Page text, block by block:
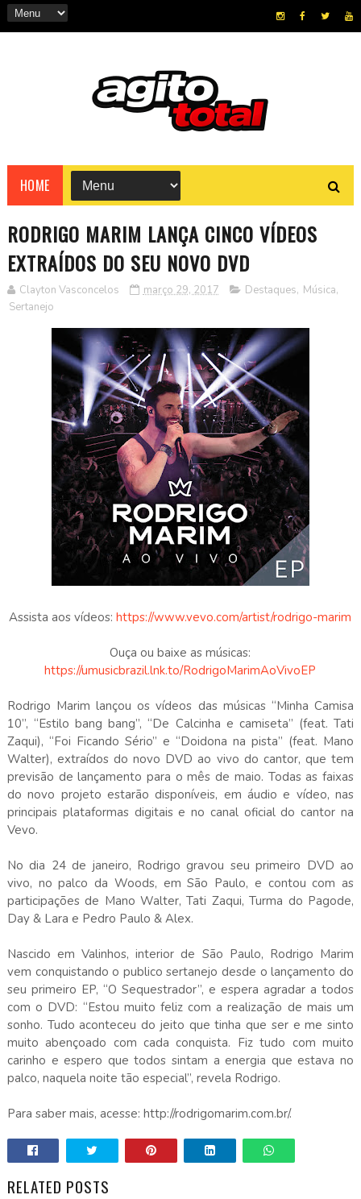
HOME
RODRIGO MARIM LANÇA CINCO VÍDEOS
EXTRAÍDOS DO SEU NOVO DVD
Clayton Vasconcelos março 29, 2017 Destaques, Música,
Sertanejo
Assista aos vídeos:https://www.vevo.com/artist/rodrigo-marim
Ouça ou baixe as músicas:
https://umusicbrazil.lnk.to/RodrigoMarimAoVivoEP
Rodrigo Marim lançou os vídeos das músicas “Minha Camisa
10”, “Estilo bang bang”, “De Calcinha e camiseta” (feat. Tati
Zaqui), “Foi Ficando Sério” e “Doidona na pista” (feat. Mano
Walter), extraídos do novo DVD ao vivo do cantor, que tem
previsão de lançamento para o mês de maio. Todas as faixas
do novo projeto estarão disponíveis, em áudio e vídeo, nas
principais plataformas digitais e no canal oficial do cantor na
Vevo.
No dia 24 de janeiro, Rodrigo gravou seu primeiro DVD ao
vivo, no palco da Woods, em São Paulo, e contou com as
participações de Mano Walter, Tati Zaqui, Turma do Pagode,
Day & Lara e Pedro Paulo & Alex.
Nascido em Valinhos, interior de São Paulo, Rodrigo Marim
vem conquistando o publico sertanejo desde o lançamento do
seu primeiro EP, “O Sequestrador”, e espera agradar a todos
com o DVD: “Estou muito feliz com a realização de mais um
sonho. Tudo aconteceu do jeito que tinha que ser e me sinto
muito abençoado com cada conquista. Fiz tudo com muito
carinho e espero que todos sintam a energia que estava no
palco, naquela noite tão especial”, revela Rodrigo.
Para saber mais, acesse: http://rodrigomarim.com.br/.
RELATED POSTS